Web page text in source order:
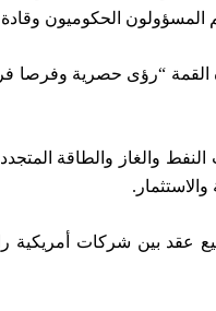
المسؤولون الحكوميون
القمة “رؤى حصرية وفرصا
والغاز والطاقة المتجددة
والاستثمار.
عقد بين شركات أمريكية